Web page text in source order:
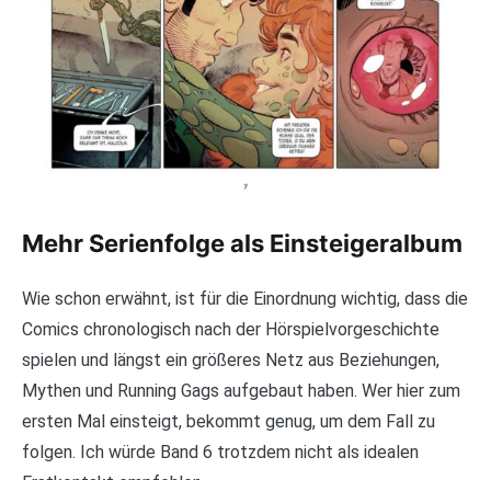
Mehr Serienfolge als Einsteigeralbum
Wie schon erwähnt, ist für die Einordnung wichtig, dass die
Comics chronologisch nach der Hörspielvorgeschichte
spielen und längst ein größeres Netz aus Beziehungen,
Mythen und Running Gags aufgebaut haben. Wer hier zum
ersten Mal einsteigt, bekommt genug, um dem Fall zu
folgen. Ich würde Band 6 trotzdem nicht als idealen